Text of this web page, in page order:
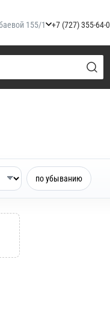
155/1 +7 (727) 355-64-
по убыванию